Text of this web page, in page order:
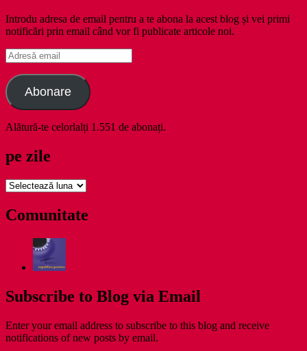
Introdu adresa de email pentru a te abona la acest blog și vei primi
notificări prin email când vor fi publicate articole noi.
Adresă
email
Abonare
Alătură-te celorlalți 1.551 de abonați.
pe zile
pe
Comunitate
Subscribe to Blog via Email
Enter your email address to subscribe to this blog and receive
notifications of new posts by email.